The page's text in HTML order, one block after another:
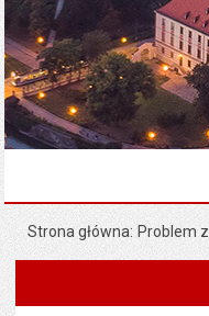
Strona główna Problem